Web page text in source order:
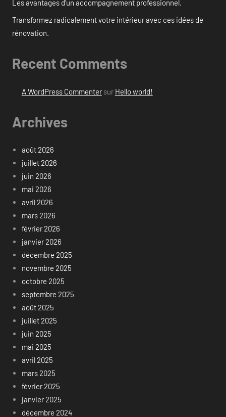
Les avantages d’un accompagnement professionnel.
Transformez radicalement votre intérieur avec ces idées de
rénovation.
Recent Comments
A WordPress Commentersur Hello world!
Archives
août 2026
juillet 2026
juin 2026
mai 2026
avril 2026
mars 2026
février 2026
janvier 2026
décembre 2025
novembre 2025
octobre 2025
septembre 2025
août 2025
juillet 2025
juin 2025
mai 2025
avril 2025
mars 2025
février 2025
janvier 2025
décembre 2024